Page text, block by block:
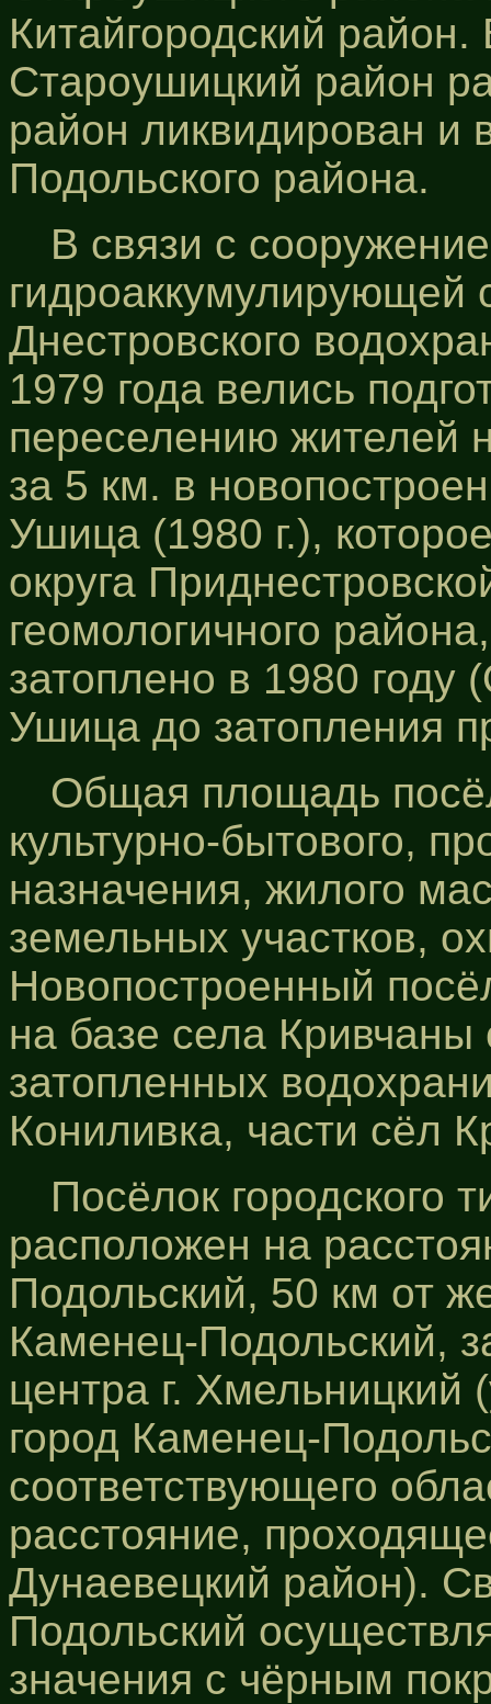
Китайгородский
Староушицкий район
район ликвидирован и
Подольского района.
В связи с
гидроаккумулирующей
Днестровского
1979 года велись
переселению жителей
за 5 км. в
Ушица (1980 г.),
округа
геомологичного
затоплено в 1980
Ушица до затопления
Общая площадь
культурно-бытового,
назначения, жилого
земельных участков,
Новопостроенный
на базе села
затопленных
Кониливка, части сёл
Посёлок городского
расположен на
Подольский, 50 км от
Каменец-Подольский,
центра г. Хмельницкий
город Каменец-
соответствующего
расстояние,
Дунаевецкий район).
Подольский
значения с чёрным